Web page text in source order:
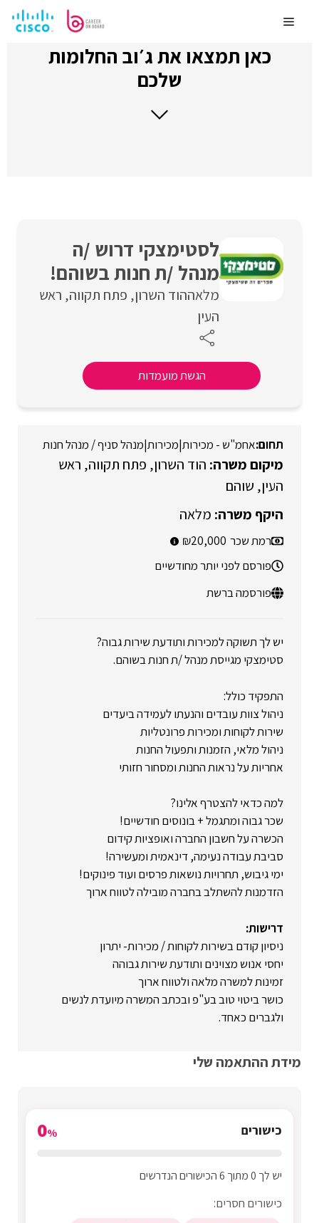
לתוכןMenu
כאן תמצאו את ג׳וב החלומות
שלכם
לסטימצקי דרוש /ה
מנהל /ת חנות בשוהם!
מלאההוד השרון פתח תקווה ראש
העין
הגשת מועמדות
אחמ"ש - מכירות|מכירות|מנהל סניף / מנהל חנות
הוד השרון פתח תקווה ראש
העין שוהם
מלאה
רמת שכר 20,000
פורסם לפני יותר מחודשיים
פורסמה ברשת
יש לך תשוקה למכירות ותודעת שירות גבוה?
סטימצקי מגייסת מנהל /ת חנות בשוהם.
התפקיד כולל:
ניהול צוות עובדים והנעתו לעמידה ביעדים
שירות לקוחות ומכירות פרונטליות
ניהול מלאי, הזמנות ותפעול החנות
אחריות על נראות החנות ומסחור חזותי
למה כדאי להצטרף אלינו?
שכר גבוה ומתגמל + בונוסים חודשיים!
הכשרה על חשבון החברה ואופציות קידום
סביבת עבודה נעימה, דינאמית ומעשירה!
ימי גיבוש, תחרויות נושאות פרסים ועוד פינוקים!
הזדמנות להשתלב בחברה מובילה לטווח ארוך
דרישות:
ניסיון קודם בשירות לקוחות / מכירות- יתרון
יחסי אנוש מצוינים ותודעת שירות גבוהה
זמינות למשרה מלאה ולטווח ארוך
כושר ביטוי טוב בע"פ ובכתב המשרה מיועדת לנשים
ולגברים כאחד.
מידת ההתאמה שלי
כישורים 0%
יש לך 0 מתוך 6 הכישורים הנדרשים
כישורים חסרים: